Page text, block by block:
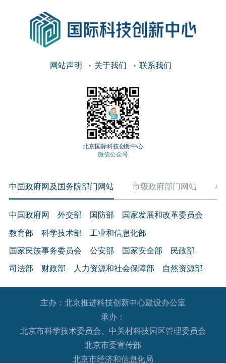
网站声明 关于我们 联系我们
北京国际科技创新中心
微信公众号
中国政府网及国务院部门网站 市级政府部门网站 各
中国政府网 外交部 国防部 国家发展和改革委员会
教育部 科学技术部 工业和信息化部
国家民族事务委员会 公安部 国家安全部 民政部
司法部 财政部 人力资源和社会保障部 自然资源部
生态环境部 住房和城乡建设部 交通运输部 水利部
农业农村部 商务部 文化和旅游部
退役军人事务部
国家语言文字工作委员会
国家航天局 国家原子能机构
主办：北京推进科技创新中心建设办公室
承办：
北京市科学技术委员会、中关村科技园区管理委员会
北京市委宣传部
北京市经济和信息化局